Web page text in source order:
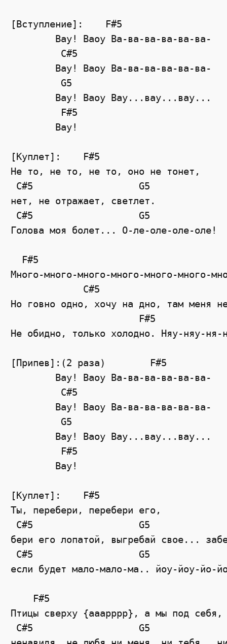
[Вступление]:	 F#5
[Куплет]:    F#5
Не то, не то, не то, оно не тонет,
C#5                   G5
нет, не отражает, светлет.
C#5                   G5
Голова моя болет... О-ле-оле-оле-оле!
  F#5
Много-много-много-много-много-много-
C#5
Но говно одно, хочу на дно, там меня
                       F#5
Не обидно, только холодно. Няу-няу-
[Припев]:(2 раза)	 F#5
[Куплет]:    F#5
Ты, перебери, перебери его,
C#5                   G5
бери его лопатой, выгребай свое...
C#5                   G5
если будет мало-мало-ма.. йоу-йоу-йо-
    F#5
Птицы сверху {ааарррр}, а мы под себя,
C#5                   G5